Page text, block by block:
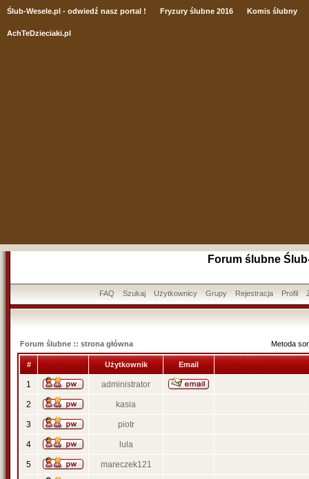
Ślub-Wesele.pl - odwiedź nasz portal ! Fryzury ślubne 2016 Komis ślubny
AchTeDzieciaki.pl
Forum ślubne
FAQ Szukaj Użytkownicy Grupy Rejestracja Profil
Forum ślubne :: strona główna Metoda
# Użytkownik Email
1 administrator
2 kasia
3 piotr
4 lula
5 mareczek121